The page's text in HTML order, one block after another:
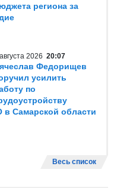
региона за
2026 20:07
Федорищев
усилить
по
в Самарской области
Весь список